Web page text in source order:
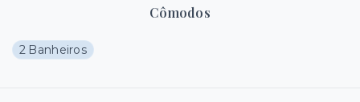
Cômodos
2 Banheiros